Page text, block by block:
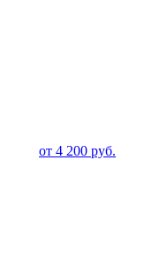
от 4 200 руб.